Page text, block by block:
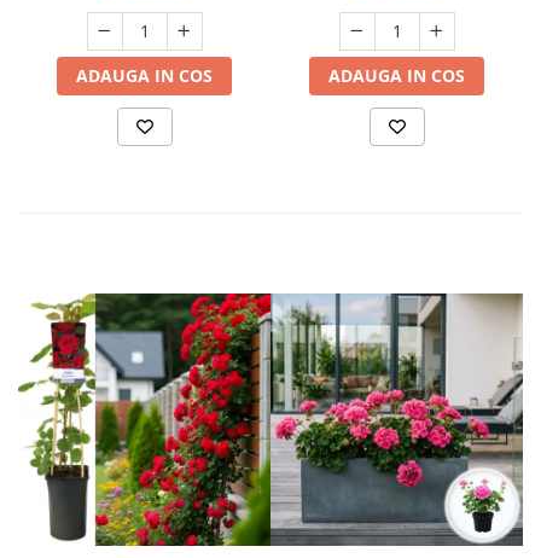
ADAUGA IN COS ADAUGA IN COS